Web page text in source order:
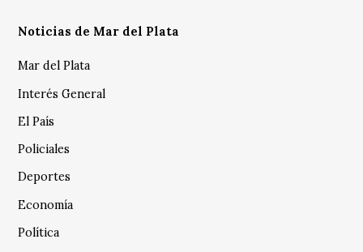
Noticias de Mar del Plata
Mar del Plata
Interés General
El País
Policiales
Deportes
Economía
Política